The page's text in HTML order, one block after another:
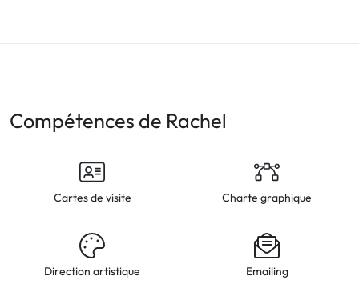
Compétences de Rachel
Cartes de visite Charte graphique
Direction artistique Emailing